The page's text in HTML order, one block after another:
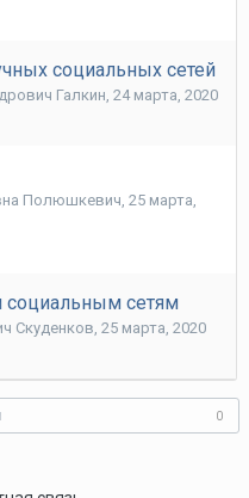
социальных сетей
Галкин 24 марта, 2020
Полюшкевич, 25 марта,
социальным сетям
Скуденков 25 марта, 2020
0